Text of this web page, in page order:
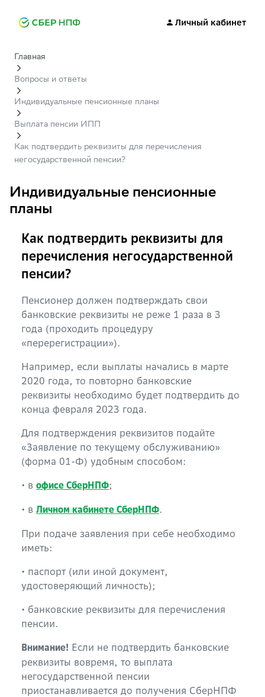
Личный кабинет
Главная
Вопросы и ответы
Индивидуальные пенсионные планы
Выплата пенсии ИПП
Как подтвердить реквизиты для перечисления
негосударственной пенсии?
Индивидуальные пенсионные
планы
Как подтвердить реквизиты для
перечисления негосударственной
пенсии?
Пенсионер должен подтверждать свои
банковские реквизиты не реже 1 раза в 3
года (проходить процедуру
«перерегистрации»).
Например, если выплаты начались в марте
2020 года, то повторно банковские
реквизиты необходимо будет подтвердить до
конца февраля 2023 года.
Для подтверждения реквизитов подайте
«Заявление по текущему обслуживанию»
(форма 01-Ф) удобным способом:
• в офисе СберНПФ;
• в Личном кабинете СберНПФ.
При подаче заявления при себе необходимо
иметь:
• паспорт (или иной документ,
удостоверяющий личность);
• банковские реквизиты для перечисления
пенсии.
Внимание! Если не подтвердить банковские
реквизиты вовремя, то выплата
негосударственной пенсии
приостанавливается до получения СберНПФ